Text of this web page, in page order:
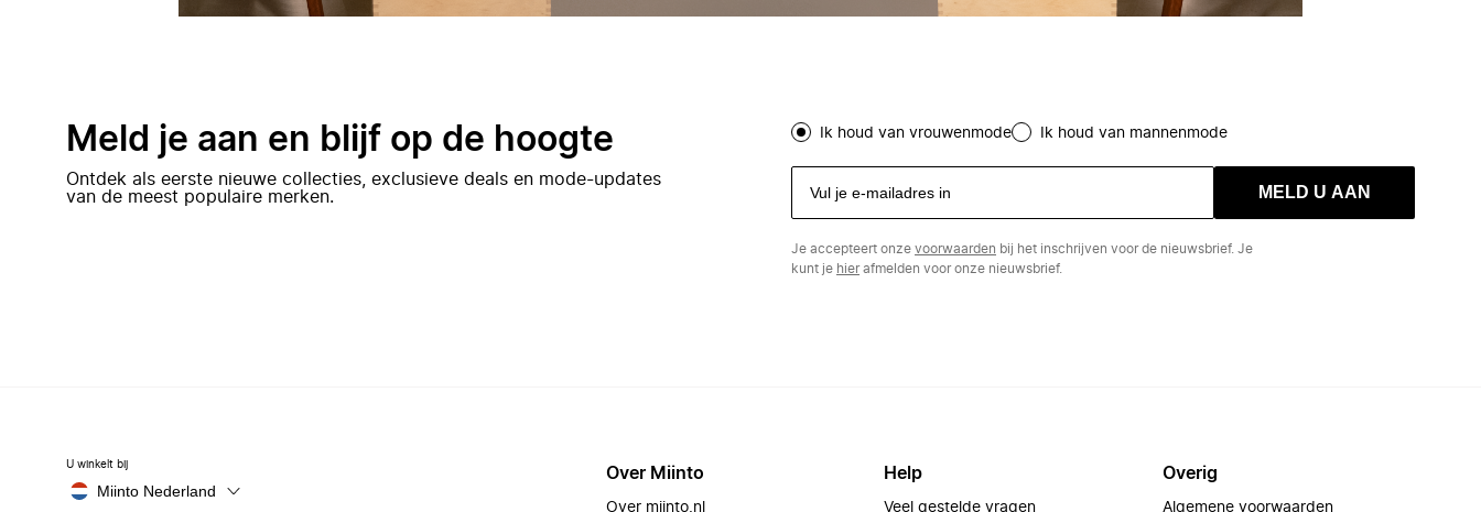
Meld je aan en blijf op de hoogte
Ontdek als eerste nieuwe collecties, exclusieve deals en mode-updates
van de meest populaire merken.
Ik houd van vrouwenmode Ik houd van mannenmode
MELD U AAN
Je accepteert onze voorwaarden bij het inschrijven voor de nieuwsbrief. Je
kunt je hierafmelden voor onze nieuwsbrief.
U winkelt bij
Miinto Nederland
Over Miinto
Over miinto.nl
Help
Veel gestelde vragen
Overig
Algemene voorwaarden